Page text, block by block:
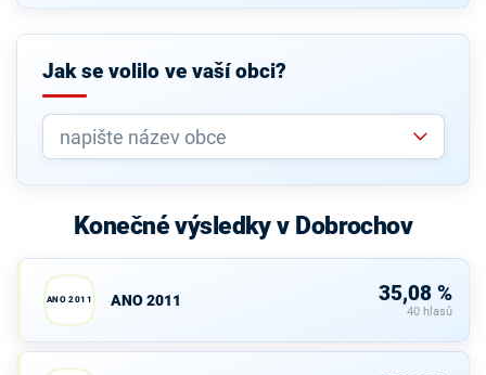
Jak se volilo ve vaší obci?
Konečné výsledky v Dobrochov
ANO 2011 ANO 2011 35,08 %
40 hlasů